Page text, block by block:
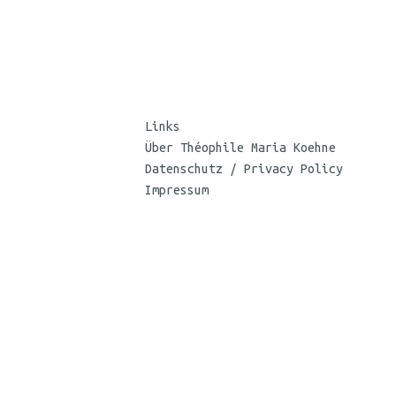
Links
Über Théophile Maria Koehne
Datenschutz / Privacy Policy
Impressum